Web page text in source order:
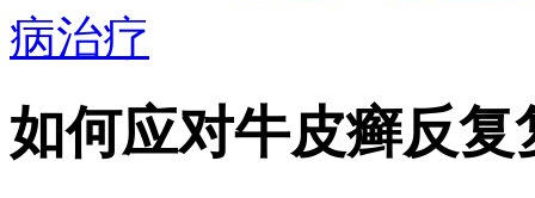
病治疗
如何应对牛皮癣反